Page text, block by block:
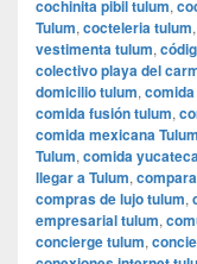
cochinita pibil tulum,
Tulum, cocteleria tulum,
vestimenta tulum,
colectivo playa del
domicilio tulum,
comida fusión tulum,
comida mexicana Tulum
Tulum, comida
llegar a Tulum,
compras de lujo tulum,
empresarial tulum,
concierge tulum,